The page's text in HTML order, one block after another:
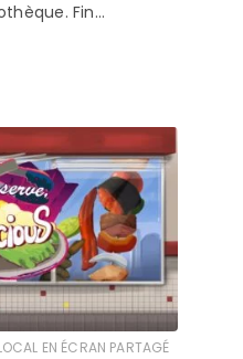
Fin…
EN ÉCRAN PARTAGÉ